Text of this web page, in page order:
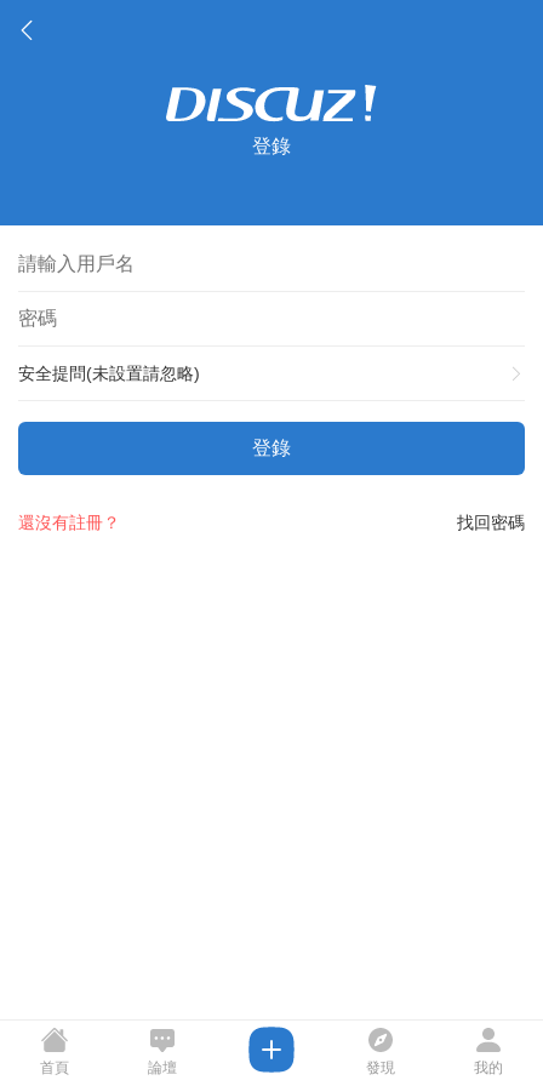
登錄
安全提問(未設置請忽略)
登錄
找回密碼
還沒有註冊？
首頁 論壇 發現 我的